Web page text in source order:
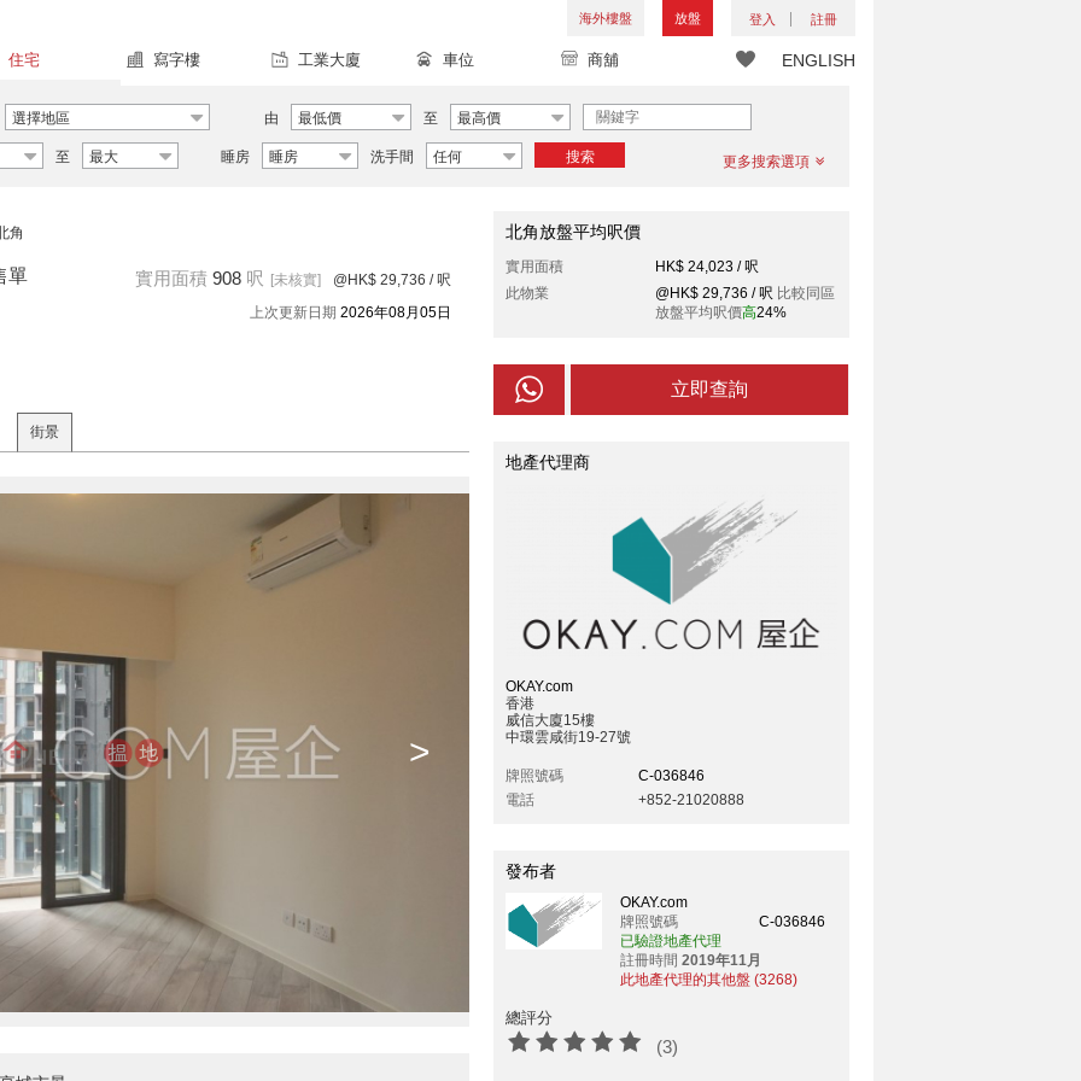
海外樓盤 放盤 登入 註冊
ENGLISH
住宅 寫字樓 工業大廈 車位 商舖
選擇地區 由 最低價 至 最高價
至 最大 睡房 睡房 洗手間 任何 搜索 更多搜索選項
角
單 實用面積 908 呎 [未核實] @HK$ 29,736 / 呎
上次更新日期 2026年08月05日
街景
>
北角放盤平均呎價
實用面積
HK$ 24,023 / 呎
此物業
@HK$ 29,736 / 呎 比較同區
放盤平均呎價高24%
立即查詢
地產代理商
OKAY.com
香港
威信大廈15樓
中環雲咸街19-27號
牌照號碼
C-036846
電話
+852-21020888
發布者
OKAY.com
牌照號碼
C-036846
已驗證地產代理
註冊時間 2019年11月
此地產代理的其他盤 (3268)
總評分
(3)